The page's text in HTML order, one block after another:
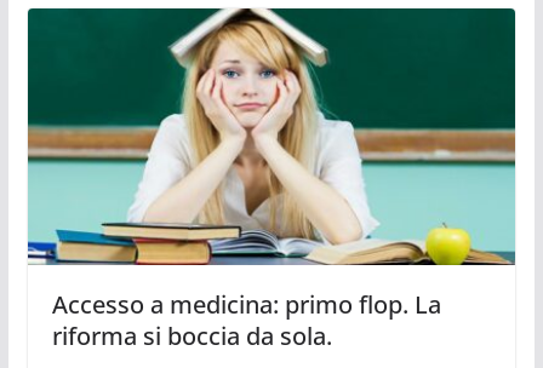
Accesso a medicina: primo flop. La
riforma si boccia da sola.